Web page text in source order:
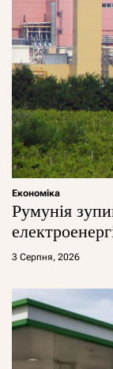
Економіка
Румунія
3 Серпня, 2026